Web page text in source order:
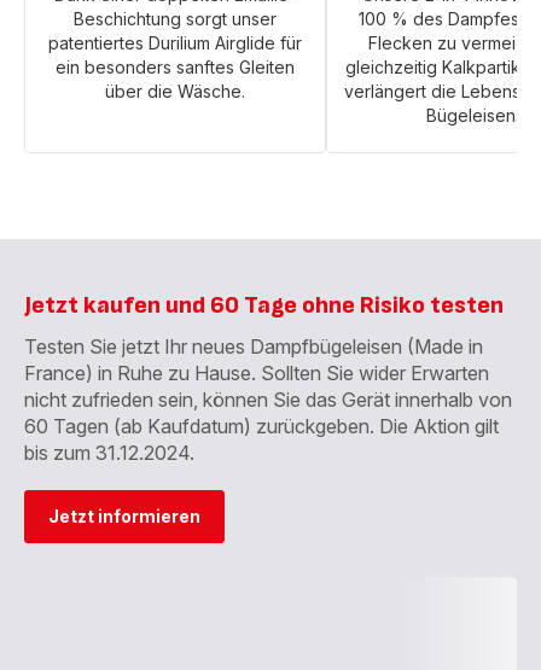
Beschichtung sorgt unser
patentiertes Durilium Airglide für
ein besonders sanftes Gleiten
über die Wäsche.
100 % des Dampfes
Flecken zu
gleichzeitig Kalkpartikel
verlängert die
Bügeleisens.
Jetzt kaufen und 60 Tage ohne Risiko testen
Testen Sie jetzt Ihr neues Dampfbügeleisen (Made in
France) in Ruhe zu Hause. Sollten Sie wider Erwarten
nicht zufrieden sein, können Sie das Gerät innerhalb von
60 Tagen (ab Kaufdatum) zurückgeben. Die Aktion gilt
bis zum 31.12.2024.
Jetzt informieren